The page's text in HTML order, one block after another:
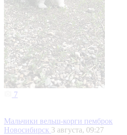
7
Мальчики вельш-корги пемброк
Новосибирск 3 августа, 09:27